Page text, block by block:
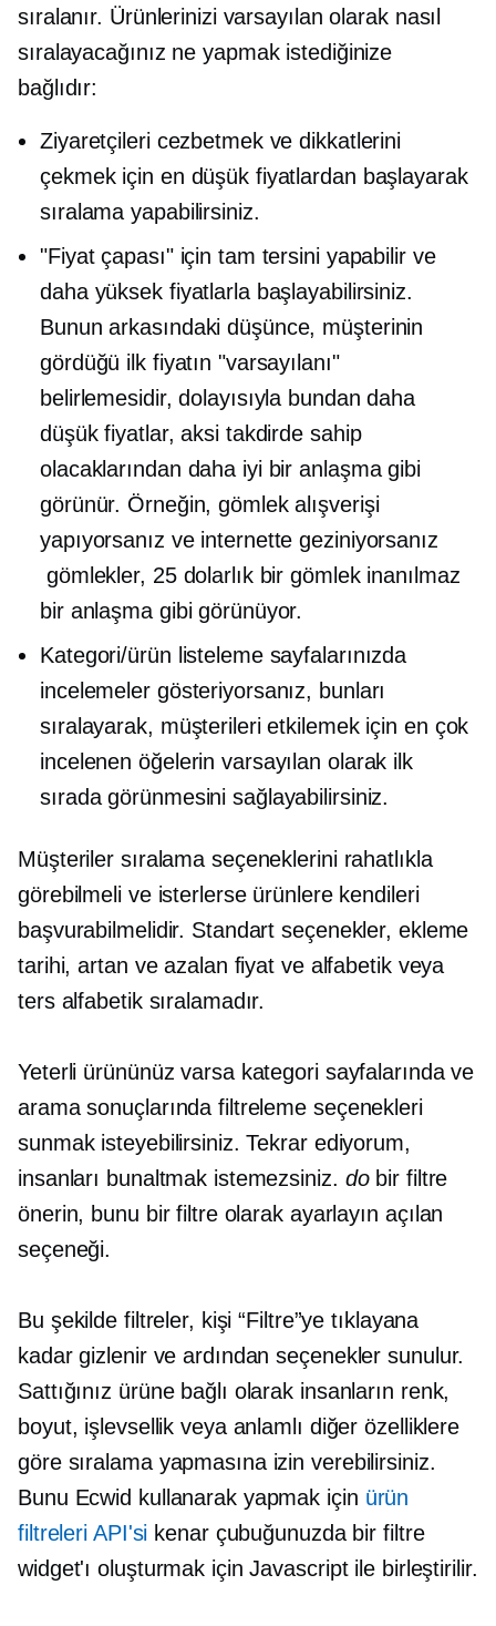
sıralanır. Ürünlerinizi varsayılan olarak nasıl
sıralayacağınız ne yapmak istediğinize
bağlıdır:
Ziyaretçileri cezbetmek ve dikkatlerini
çekmek için en düşük fiyatlardan başlayarak
sıralama yapabilirsiniz.
"Fiyat çapası" için tam tersini yapabilir ve
daha yüksek fiyatlarla başlayabilirsiniz.
Bunun arkasındaki düşünce, müşterinin
gördüğü ilk fiyatın "varsayılanı"
belirlemesidir, dolayısıyla bundan daha
düşük fiyatlar, aksi takdirde sahip
olacaklarından daha iyi bir anlaşma gibi
görünür. Örneğin, gömlek alışverişi
yapıyorsanız ve internette geziniyorsanız
gömlekler, 25 dolarlık bir gömlek inanılmaz
bir anlaşma gibi görünüyor.
Kategori/ürün listeleme sayfalarınızda
incelemeler gösteriyorsanız, bunları
sıralayarak, müşterileri etkilemek için en çok
incelenen öğelerin varsayılan olarak ilk
sırada görünmesini sağlayabilirsiniz.
Müşteriler sıralama seçeneklerini rahatlıkla
görebilmeli ve isterlerse ürünlere kendileri
başvurabilmelidir. Standart seçenekler, ekleme
tarihi, artan ve azalan fiyat ve alfabetik veya
ters alfabetik sıralamadır.
Yeterli ürününüz varsa kategori sayfalarında ve
arama sonuçlarında filtreleme seçenekleri
sunmak isteyebilirsiniz. Tekrar ediyorum,
insanları bunaltmak istemezsiniz. dobir filtre
önerin, bunu bir filtre olarak ayarlayın açılan
seçeneği.
Bu şekilde filtreler, kişi “Filtre”ye tıklayana
kadar gizlenir ve ardından seçenekler sunulur.
Sattığınız ürüne bağlı olarak insanların renk,
boyut, işlevsellik veya anlamlı diğer özelliklere
göre sıralama yapmasına izin verebilirsiniz.
Bunu Ecwid kullanarak yapmak için ürün
filtreleri API'si kenar çubuğunuzda bir filtre
widget'ı oluşturmak için Javascript ile birleştirilir.